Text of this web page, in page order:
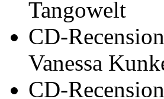
Tangowelt
CD-
Vanessa
CD-